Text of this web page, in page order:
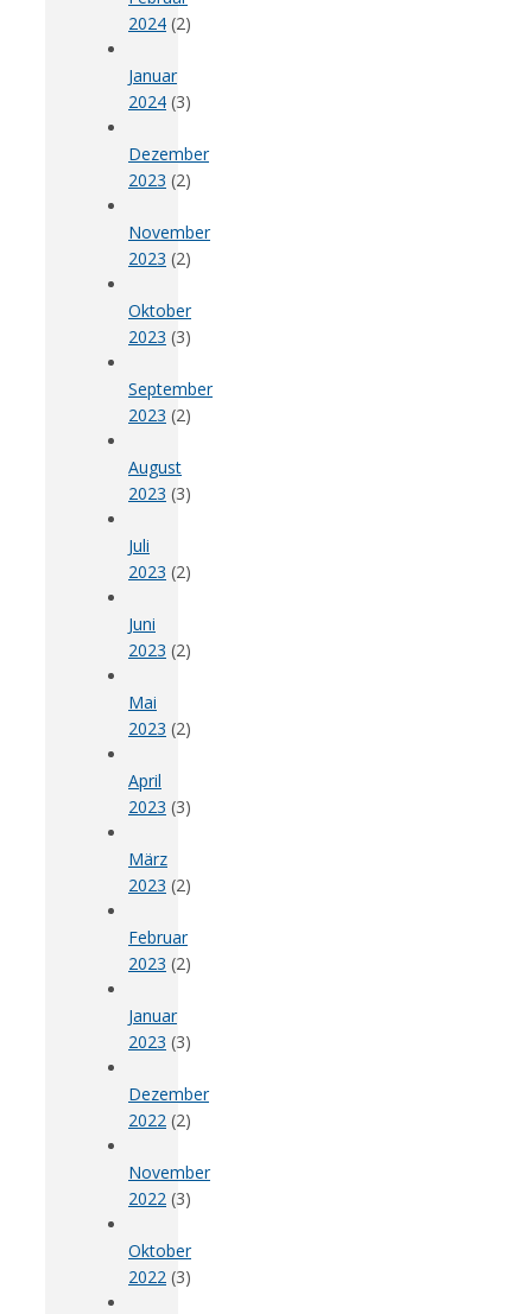
2024 (2)
Januar
2024 (3)
Dezember
2023 (2)
November
2023 (2)
Oktober
2023 (3)
September
2023 (2)
August
2023 (3)
Juli
2023 (2)
Juni
2023 (2)
Mai
2023 (2)
April
2023 (3)
März
2023 (2)
Februar
2023 (2)
Januar
2023 (3)
Dezember
2022 (2)
November
2022 (3)
Oktober
2022 (3)